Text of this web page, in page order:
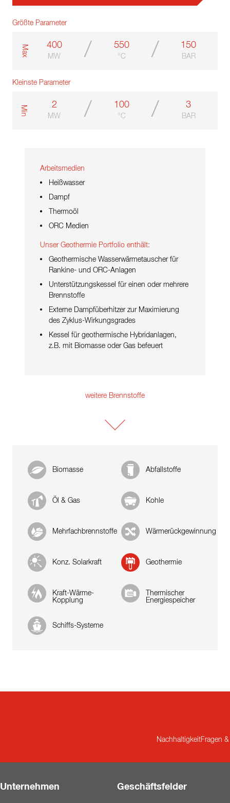
Größte Parameter
m
a
x
400
MW / 550
°C / 150
BAR
Kleinste Parameter
m
i
n
2
MW / 100
°C / 3
BAR
Arbeitsmedien
Heißwasser
Dampf
Thermoöl
ORC Medien
Unser Geothermie Portfolio enthält:
Geothermische Wasserwärmetauscher für
Rankine- und ORC-Anlagen
Unterstützungskessel für einen oder mehrere
Brennstoffe
Externe Dampfüberhitzer zur Maximierung
des Zyklus-Wirkungsgrades
Kessel für geothermische Hybridanlagen,
z.B. mit Biomasse oder Gas befeuert
weitere Brennstoffe
Biomasse Abfallstoffe
Öl & Gas Kohle
Mehrfachbrennstoffe Wärmerückgewinnung
Konz. Solarkraft Geothermie
Kraft-Wärme-
Kopplung
Thermischer
Energiespeicher
Schiffs-Systeme
NachhaltigkeitFragen
Unternehmen Geschäftsfelder